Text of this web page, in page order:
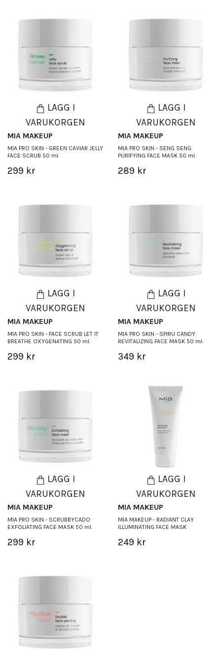
LÄGG I
VARUKORGEN
MIA MAKEUP
MIA PRO SKIN - GREEN CAVIAR JELLY
FACE SCRUB 50 ml.
299 kr
LÄGG I
VARUKORGEN
MIA MAKEUP
MIA PRO SKIN - SENG SENG
PURIFYING FACE MASK 50 ml.
289 kr
LÄGG I
VARUKORGEN
MIA MAKEUP
MIA PRO SKIN - FACE SCRUB LET IT
BREATHE OXYGENATING 50 ml.
299 kr
LÄGG I
VARUKORGEN
MIA MAKEUP
MIA PRO SKIN - SPIRU CANDY
REVITALIZING FACE MASK 50 ml.
349 kr
LÄGG I
VARUKORGEN
MIA MAKEUP
MIA PRO SKIN - SCRUBBYCADO
EXFOLIATING FACE MASK 50 ml.
299 kr
LÄGG I
VARUKORGEN
MIA MAKEUP
MIA MAKEUP - RADIANT CLAY
ILLUMINATING FACE MASK
249 kr